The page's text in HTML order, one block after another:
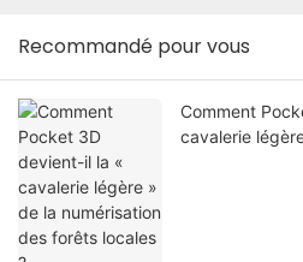
Recommandé pour vous
Comment
cavalerie